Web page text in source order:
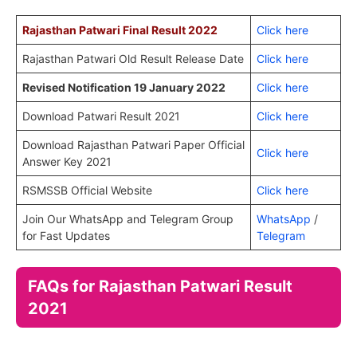
Rajasthan Patwari Final Result 2022 Click here
Rajasthan Patwari Old Result Release Date Click here
Revised Notification 19 January 2022 Click here
Download Patwari Result 2021 Click here
Download Rajasthan Patwari Paper Official
Answer Key 2021
Click here
RSMSSB Official Website Click here
Join Our WhatsApp and Telegram Group
for Fast Updates
WhatsApp /
Telegram
FAQs for Rajasthan Patwari Result
2021